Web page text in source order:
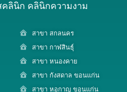
ลินิก คลินิกความงาม
สาขา สกลนคร
สาขา กาฬสินธุ์
สาขา หนองคาย
สาขา กังสดาล ขอนแก่น
สาขา หอกาญ ขอนแก่น